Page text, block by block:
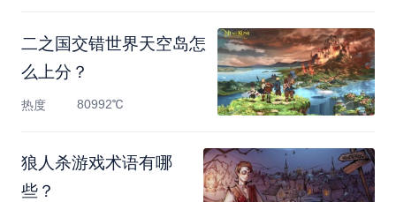
二之国交错世界天空岛怎
么上分？
热度 80992℃
狼人杀游戏术语有哪
些？